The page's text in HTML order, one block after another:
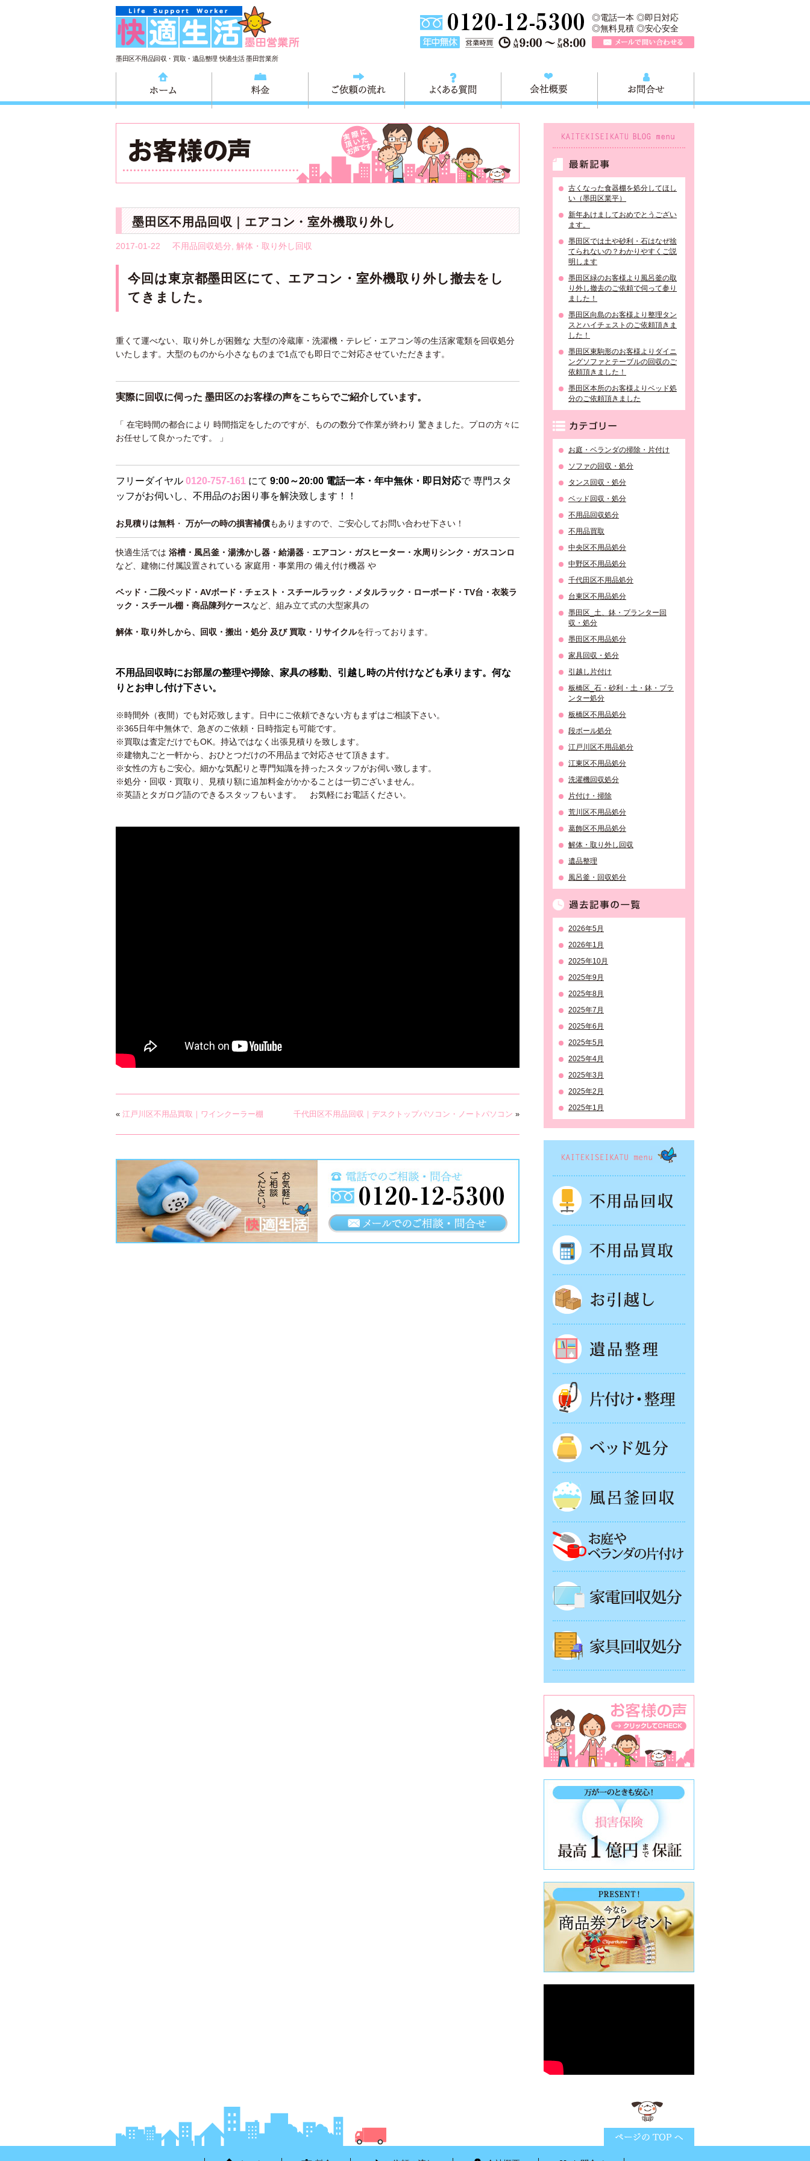
墨田区不用品回収・買取・遺品整理 快適生活 墨田営業所
TEL 0120-757-161（年中無休）営業時間AM9:00～
◎電話一本 ◎即日対応
◎無料見積 ◎安心安全
ご依頼の流れ よくある質問
墨田区不用品回収｜エアコン・室外機取り外し
2017-01-22 不用品回収処分 解体・取り外し回収
今回は東京都墨田区にて、エアコン・室外機取り外し撤去をし
てきました。
重くて運べない、取り外しが困難な 大型の冷蔵庫・洗濯機・テレビ・エアコン等の生活家電類を回収処分
いたします。大型のものから小さなものまで1点でも即日でご対応させていただきます。
実際に回収に伺った 墨田区のお客様の声をこちらでご紹介しています。
「 在宅時間の都合により 時間指定をしたのですが、ものの数分で作業が終わり 驚きました。プロの方々に
お任せして良かったです。 」
フリーダイヤル 0120-757-161 にて 9:00～20:00 電話一本・年中無休・即日対応で 専門スタ
ッフがお伺いし、不用品のお困り事を解決致します！！
お見積りは無料・ 万が一の時の損害補償もありますので、ご安心してお問い合わせ下さい！
快適生活では 浴槽・風呂釜・湯沸かし器・給湯器 ・ エアコン・ガスヒーター・水周りシンク・ガスコンロ
など、建物に付属設置されている 家庭用・事業用の 備え付け機器 や
ベッド・二段ベッド・AVボード・チェスト・スチールラック・メタルラック・ローボード・TV台・衣装ラ
ック・スチール棚・商品陳列ケースなど、組み立て式の大型家具の
解体・取り外しから、回収・搬出・処分 及び 買取・リサイクルを行っております。
不用品回収時にお部屋の整理や掃除、家具の移動、引越し時の片付けなども承ります。何な
りとお申し付け下さい。
※時間外（夜間）でも対応致します。日中にご依頼できない方もまずはご相談下さい。
※365日年中無休で、急ぎのご依頼・日時指定も可能です。
※買取は査定だけでもOK。持込ではなく出張見積りを致します。
※建物丸ごと一軒から、おひとつだけの不用品まで対応させて頂きます。
※女性の方もご安心。細かな気配りと専門知識を持ったスタッフがお伺い致します。
※処分・回収・買取り、見積り額に追加料金がかかることは一切ございません。
※英語とタガログ語のできるスタッフもいます。 お気軽にお電話ください。
« 江戸川区不用品買取｜ワインクーラー棚 千代田区不用品回収｜デスクトップパソコン・ノートパソコン »
古くなった食器棚を処分してほし
い（墨田区業平）
新年あけましておめでとうござい
ます。
墨田区では土や砂利・石はなぜ捨
てられないの？わかりやすくご説
明します
墨田区緑のお客様より風呂釜の取
り外し撤去のご依頼で伺って参り
ました！
墨田区向島のお客様より整理タン
スとハイチェストのご依頼頂きま
した！
墨田区東駒形のお客様よりダイニ
ングソファとテーブルの回収のご
依頼頂きました！
墨田区本所のお客様よりベッド処
分のご依頼頂きました
お庭・ベランダの掃除・片付け
ソファの回収・処分
タンス回収・処分
ベッド回収・処分
不用品回収処分
不用品買取
中央区不用品処分
中野区不用品処分
千代田区不用品処分
台東区不用品処分
墨田区_土、鉢・プランター回
収・処分
墨田区不用品処分
家具回収・処分
引越し片付け
板橋区_石・砂利・土・鉢・プラ
ンター処分
板橋区不用品処分
段ボール処分
江戸川区不用品処分
江東区不用品処分
洗濯機回収処分
片付け・掃除
荒川区不用品処分
葛飾区不用品処分
解体・取り外し回収
遺品整理
風呂釜・回収処分
2026年5月
2026年1月
2025年10月
2025年9月
2025年8月
2025年7月
2025年6月
2025年5月
2025年4月
2025年3月
2025年2月
2025年1月